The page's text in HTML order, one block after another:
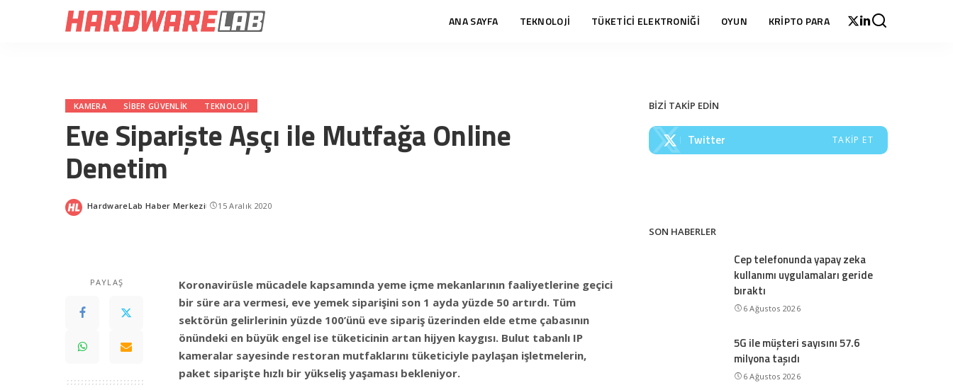
ANA SAYFA TEKNOLOJİ TÜKETİCİ ELEKTRONİĞİ OYUN KRİPTO PARA
KAMERA SIBER GÜVENLIK TEKNOLOJI
Eve Siparişte Aşçı ile Mutfağa Online
Denetim
Posted
HardwareLab Haber Merkezi 15 Aralık 2020
PAYLAŞ
Koronavirüsle mücadele kapsamında yeme içme mekanlarının faaliyetlerine geçici
bir süre ara vermesi, eve yemek siparişini son 1 ayda yüzde 50 artırdı. Tüm
sektörün gelirlerinin yüzde 100’ünü eve sipariş üzerinden elde etme çabasının
önündeki en büyük engel ise tüketicinin artan hijyen kaygısı. Bulut tabanlı IP
kameralar sayesinde restoran mutfaklarını tüketiciyle paylaşan işletmelerin,
paket siparişte hızlı bir yükseliş yaşaması bekleniyor.
BİZİ TAKİP EDİN
Twitter TAKIP ET
SON HABERLER
Cep telefonunda yapay zeka
kullanımı uygulamaları geride
bıraktı
6 Ağustos 2026
5G ile müşteri sayısını 57.6
milyona taşıdı
6 Ağustos 2026